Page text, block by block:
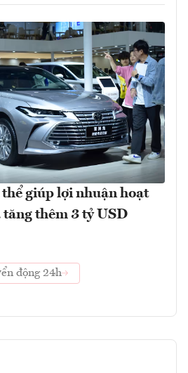
thể giúp lợi nhuận hoạt
tăng thêm 3 tỷ USD
động 24h